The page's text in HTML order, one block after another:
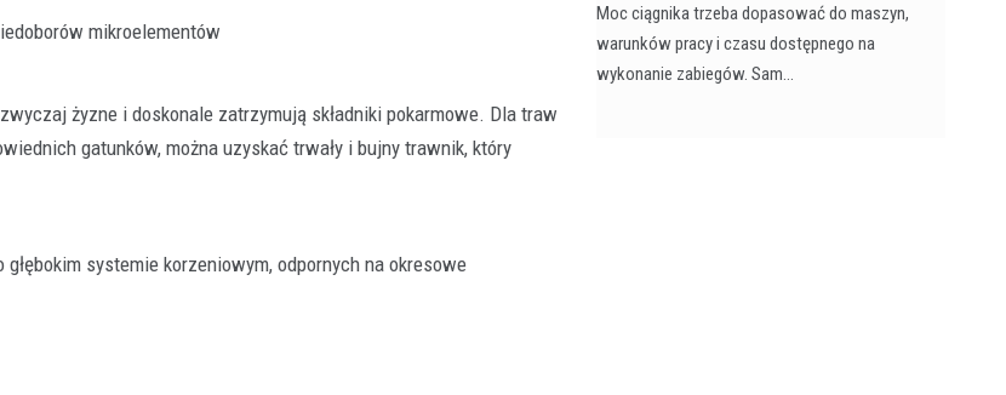
mikroelementów
żyzne i doskonale zatrzymują składniki pokarmowe. Dla traw
gatunków, można uzyskać trwały i bujny trawnik, który
systemie korzeniowym, odpornych na okresowe
Współczesne rolnictwo to precyzyjna maszyna,
Moc ciągnika trzeba dopasować do maszyn,
warunków pracy i czasu dostępnego na
wykonanie zabiegów. Sam…